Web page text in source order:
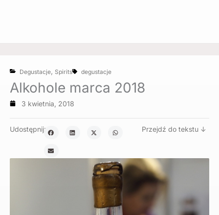
Degustacje, Spirits degustacje
Alkohole marca 2018
3 kwietnia, 2018
Udostępnij: Przejdź do tekstu ↓